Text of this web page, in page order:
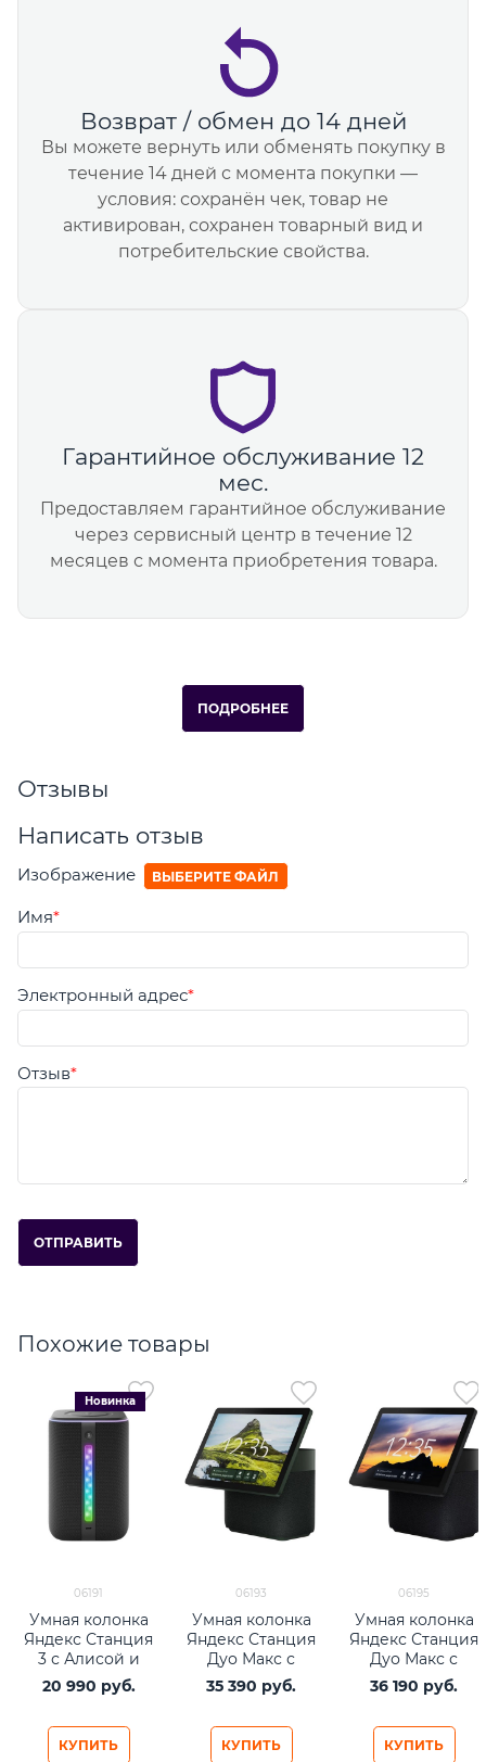
Возврат / обмен до 14 дней
Вы можете вернуть или обменять покупку в
течение 14 дней с момента покупки —
условия: сохранён чек, товар не
активирован, сохранен товарный вид и
потребительские свойства.
Гарантийное обслуживание 12
мес.
Предоставляем гарантийное обслуживание
через сервисный центр в течение 12
месяцев с момента приобретения товара.
ПОДРОБНЕЕ
Отзывы
Написать отзыв
Изображение ВЫБЕРИТЕ ФАЙЛ
Имя
Электронный адрес
Отзыв
Похожие товары
Новинка
06191
Умная колонка
Яндекс Станция
3 с Алисой и
Zigbee, черный
20 990 руб.
КУПИТЬ
06193
Умная колонка
Яндекс Станция
Дуо Макс с
Zigbee, изумруд
35 390 руб.
КУПИТЬ
06195
Умная колонка
Яндекс Станция
Дуо Макс с
Zigbee, черный
36 190 руб.
КУПИТЬ